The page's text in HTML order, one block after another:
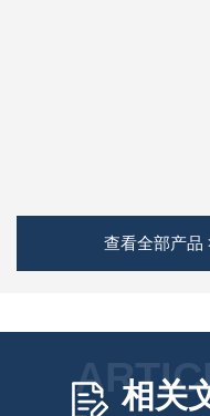
查看全部产品
相关